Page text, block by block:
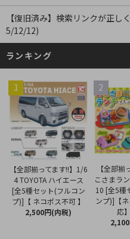
【復旧済み】検索リンクが正
5/12/12)
ランキング
1
【全部揃ってます!!】1/6
4 TOYOTA ハイエース
[全5種セット(フルコン
プ)]【 ネコポス不可 】
2,500円(内税)
2
【全部揃
こさまラ
10 [全5種
ンプ)]【
応